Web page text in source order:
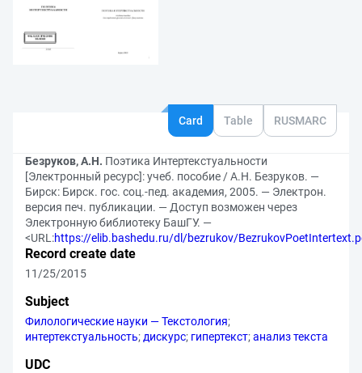
Card Table RUSMARC
Безруков, А.Н. Поэтика Интертекстуальности
[Электронный ресурс]: учеб. пособие / А.Н. Безруков. —
Бирск: Бирск. гос. соц.-пед. академия, 2005. — Электрон.
версия печ. публикации. — Доступ возможен через
Электронную библиотеку БашГУ. —
<URL:https://elib.bashedu.ru/dl/bezrukov/
Record create date
11/25/2015
Subject
Филологические науки — Текстология;
интертекстуальность; дискурс; гипертекст;анализ текста
UDC